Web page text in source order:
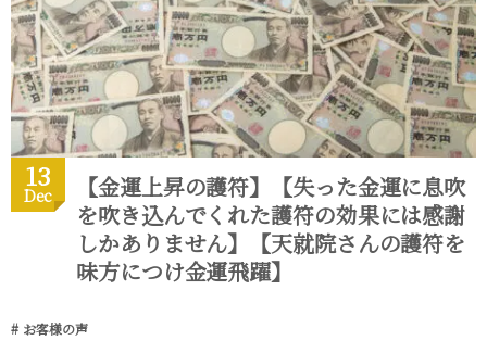
13
Dec
【金運上昇の護符】【失った金運に息吹
を吹き込んでくれた護符の効果には感謝
しかありません】【天就院さんの護符を
味方につけ金運飛躍】
お客様の声